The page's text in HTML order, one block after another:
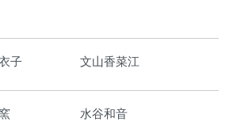
子 文山香菜江
水谷和音